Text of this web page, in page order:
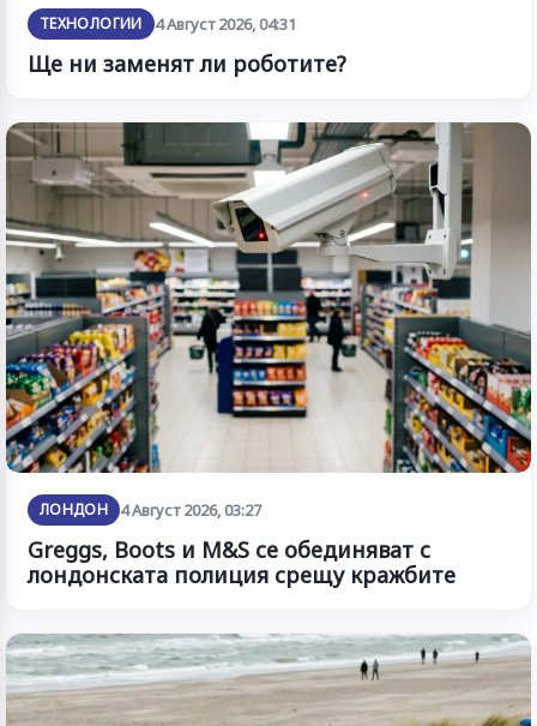
ТЕХНОЛОГИИ 4 Август 2026, 04:31
Ще ни заменят ли роботите?
ЛОНДОН 4 Август 2026, 03:27
Greggs, Boots и M&S се обединяват с
лондонската полиция срещу кражбите